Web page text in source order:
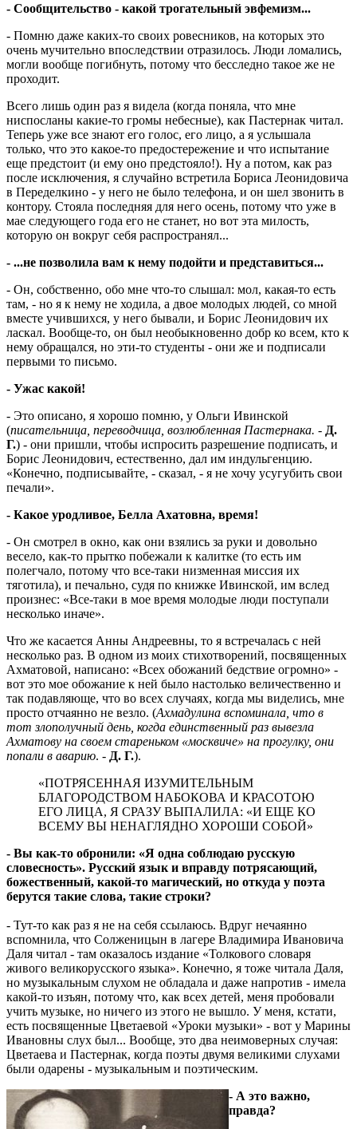
- Сообщительство - какой трогательный эвфемизм...
- Помню даже каких-то своих ровесников, на которых это
очень мучительно впоследствии отразилось. Люди ломались,
могли вообще погибнуть, потому что бесследно такое же не
проходит.
Всего лишь один раз я видела (когда поняла, что мне
ниспосланы какие-то громы небесные), как Пастернак читал.
Теперь уже все знают его голос, его лицо, а я услышала
только, что это какое-то предостережение и что испытание
еще предстоит (и ему оно предстояло!). Ну а потом, как раз
после исключения, я случайно встретила Бориса Леонидовича
в Переделкино - у него не было телефона, и он шел звонить в
контору. Стояла последняя для него осень, потому что уже в
мае следующего года его не станет, но вот эта милость,
которую он вокруг себя распространял...
- ...не позволила вам к нему подойти и представиться...
- Он, собственно, обо мне что-то слышал: мол, какая-то есть
там, - но я к нему не ходила, а двое молодых людей, со мной
вместе учившихся, у него бывали, и Борис Леонидович их
ласкал. Вообще-то, он был необыкновенно добр ко всем, кто к
нему обращался, но эти-то студенты - они же и подписали
первыми то письмо.
- Ужас какой!
- Это описано, я хорошо помню, у Ольги Ивинской
(писательница, переводчица, возлюбленная Пастернака. - Д.
Г.) - они пришли, чтобы испросить разрешение подписать, и
Борис Леонидович, естественно, дал им индульгенцию.
«Конечно, подписывайте, - сказал, - я не хочу усугубить свои
печали».
- Какое уродливое, Белла Ахатовна, время!
- Он смотрел в окно, как они взялись за руки и довольно
весело, как-то прытко побежали к калитке (то есть им
полегчало, потому что все-таки низменная миссия их
тяготила), и печально, судя по книжке Ивинской, им вслед
произнес: «Все-таки в мое время молодые люди поступали
несколько иначе».
Что же касается Анны Андреевны, то я встречалась с ней
несколько раз. В одном из моих стихотворений, посвященных
Ахматовой, написано: «Всех обожаний бедствие огромно» -
вот это мое обожание к ней было настолько величественно и
так подавляюще, что во всех случаях, когда мы виделись, мне
просто отчаянно не везло. (Ахмадулина вспоминала, что в
тот злополучный день, когда единственный раз вывезла
Ахматову на своем стареньком «москвиче» на прогулку, они
попали в аварию. - Д. Г.).
«ПОТРЯСЕННАЯ ИЗУМИТЕЛЬНЫМ
БЛАГОРОДСТВОМ НАБОКОВА И КРАСОТОЮ
ЕГО ЛИЦА, Я СРАЗУ ВЫПАЛИЛА: «И ЕЩЕ КО
ВСЕМУ ВЫ НЕНАГЛЯДНО ХОРОШИ СОБОЙ»
- Вы как-то обронили: «Я одна соблюдаю русскую
словесность». Русский язык и вправду потрясающий,
божественный, какой-то магический, но откуда у поэта
берутся такие слова, такие строки?
- Тут-то как раз я не на себя ссылаюсь. Вдруг нечаянно
вспомнила, что Солженицын в лагере Владимира Ивановича
Даля читал - там оказалось издание «Толкового словаря
живого великорусского языка». Конечно, я тоже читала Даля,
но музыкальным слухом не обладала и даже напротив - имела
какой-то изъян, потому что, как всех детей, меня пробовали
учить музыке, но ничего из этого не вышло. У меня, кстати,
есть посвященные Цветаевой «Уроки музыки» - вот у Марины
Ивановны слух был... Вообще, это два неимоверных случая:
Цветаева и Пастернак, когда поэты двумя великими слухами
были одарены - музыкальным и поэтическим.
- А это важно,
правда?